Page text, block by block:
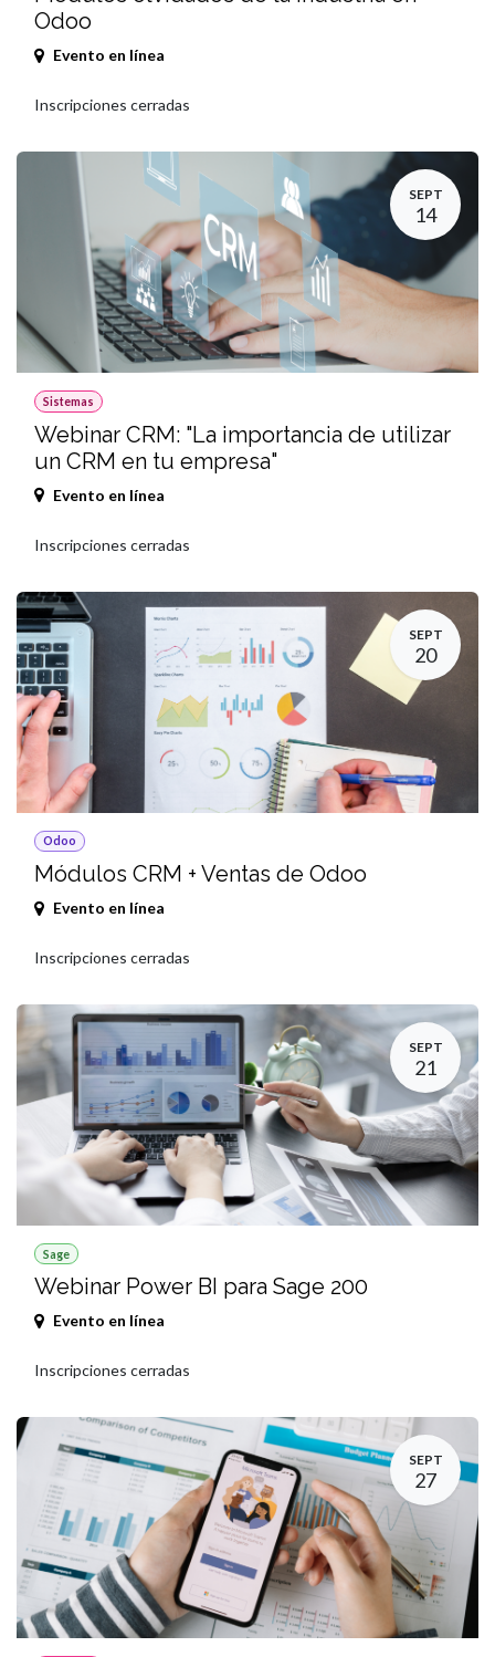
Odoo
Evento en línea
Inscripciones cerradas
SEPT
14
Sistemas
Webinar CRM: "La importancia de utilizar
un CRM en tu empresa"
Evento en línea
Inscripciones cerradas
SEPT
20
Odoo
Módulos CRM + Ventas de Odoo
Evento en línea
Inscripciones cerradas
SEPT
21
Sage
Webinar Power BI para Sage 200
Evento en línea
Inscripciones cerradas
SEPT
27